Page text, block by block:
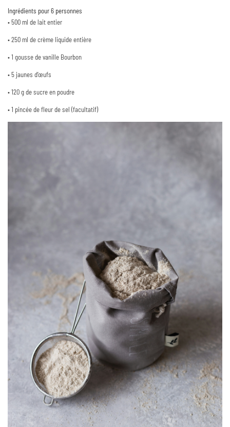
Ingrédients pour 6 personnes
•500 ml de lait entier
•250 ml de crème liquide entière
•1 gousse de vanille Bourbon
•5 jaunes d’œufs
•120 g de sucre en poudre
•1 pincée de fleur de sel (facultatif)